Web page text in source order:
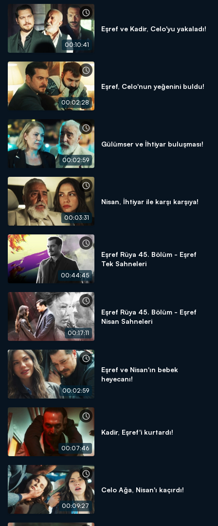
00:10:41
Eşref ve Kadir, Celo'yu yakaladı!
00:02:28
Eşref, Celo'nun yeğenini buldu!
00:02:59
Gülümser ve İhtiyar buluşması!
00:03:31
Nisan, İhtiyar ile karşı karşıya!
00:44:45
Eşref Rüya 45. Bölüm - Eşref
Tek Sahneleri
00:17:11
Eşref Rüya 45. Bölüm - Eşref
Nisan Sahneleri
00:02:59
Eşref ve Nisan'ın bebek
heyecanı!
00:07:46
Kadir, Eşref'i kurtardı!
00:09:27
Celo Ağa, Nisan'ı kaçırdı!